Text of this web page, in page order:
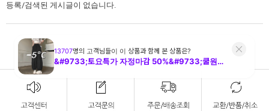
등록/검색된 게시글이 없습니다.